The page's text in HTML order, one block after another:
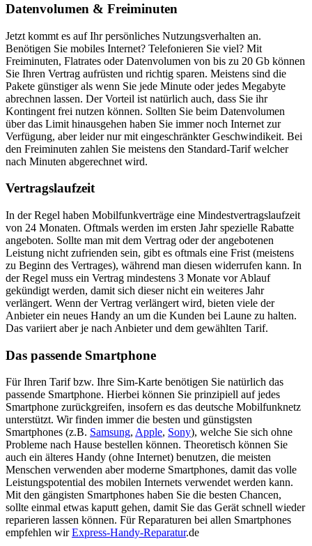
Datenvolumen & Freiminuten
Jetzt kommt es auf Ihr persönliches Nutzungsverhalten an.
Benötigen Sie mobiles Internet? Telefonieren Sie viel? Mit
Freiminuten, Flatrates oder Datenvolumen von bis zu 20 Gb können
Sie Ihren Vertrag aufrüsten und richtig sparen. Meistens sind die
Pakete günstiger als wenn Sie jede Minute oder jedes Megabyte
abrechnen lassen. Der Vorteil ist natürlich auch, dass Sie ihr
Kontingent frei nutzen können. Sollten Sie beim Datenvolumen
über das Limit hinausgehen haben Sie immer noch Internet zur
Verfügung, aber leider nur mit eingeschränkter Geschwindikeit. Bei
den Freiminuten zahlen Sie meistens den Standard-Tarif welcher
nach Minuten abgerechnet wird.
Vertragslaufzeit
In der Regel haben Mobilfunkverträge eine Mindestvertragslaufzeit
von 24 Monaten. Oftmals werden im ersten Jahr spezielle Rabatte
angeboten. Sollte man mit dem Vertrag oder der angebotenen
Leistung nicht zufrienden sein, gibt es oftmals eine Frist (meistens
zu Beginn des Vertrages), während man diesen widerrufen kann. In
der Regel muss ein Vertrag mindestens 3 Monate vor Ablauf
gekündigt werden, damit sich dieser nicht ein weiteres Jahr
verlängert. Wenn der Vertrag verlängert wird, bieten viele der
Anbieter ein neues Handy an um die Kunden bei Laune zu halten.
Das variiert aber je nach Anbieter und dem gewählten Tarif.
Das passende Smartphone
Für Ihren Tarif bzw. Ihre Sim-Karte benötigen Sie natürlich das
passende Smartphone. Hierbei können Sie prinzipiell auf jedes
Smartphone zurückgreifen, insofern es das deutsche Mobilfunknetz
unterstützt. Wir finden immer die besten und günstigsten
Smartphones (z.B. Samsung, Apple, Sony), welche Sie sich ohne
Probleme nach Hause bestellen können. Theoretisch können Sie
auch ein älteres Handy (ohne Internet) benutzen, die meisten
Menschen verwenden aber moderne Smartphones, damit das volle
Leistungspotential des mobilen Internets verwendet werden kann.
Mit den gängisten Smartphones haben Sie die besten Chancen,
sollte einmal etwas kaputt gehen, damit Sie das Gerät schnell wieder
reparieren lassen können. Für Reparaturen bei allen Smartphones
empfehlen wirExpress-Handy-Reparatur.de